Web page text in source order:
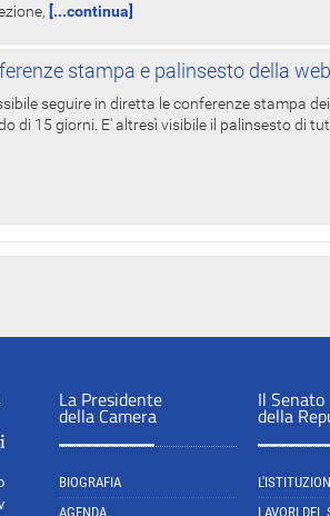
[...continua]
stampa e palinsesto della
seguire in diretta le conferenze stampa
di 15 giorni. E' altresì visibile il palinsesto di
La Presidente
della Camera
BIOGRAFIA
AGENDA
Il Senato
della
LAVORI DEL